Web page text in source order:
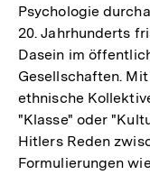
Psychologie
20. Jahrhunderts
Dasein im
Gesellschaften.
ethnische
"Klasse" oder
Hitlers Reden
Formulierungen